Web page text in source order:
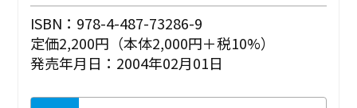
ISBN：978-4-487-73286-9
定価2,200円（本体2,000円＋税10%）
発売年月日：2004年02月01日